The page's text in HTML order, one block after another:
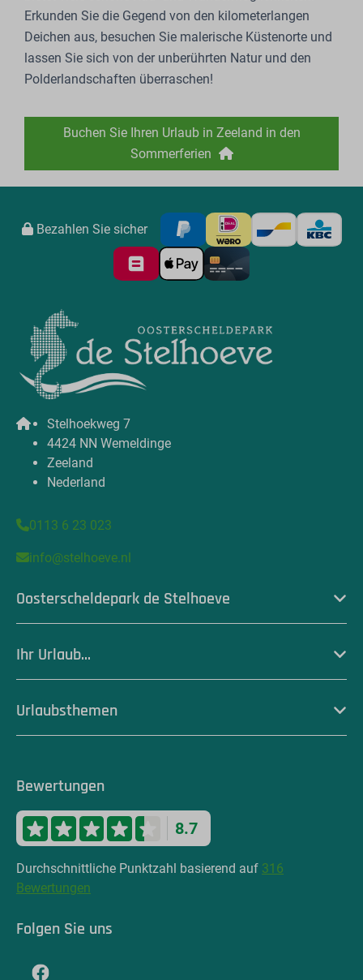
Erkunden Sie die Gegend von den kilometerlangen
Deichen aus, besuchen Sie malerische Küstenorte und
lassen Sie sich von der unberührten Natur und den
Polderlandschaften überraschen!
Buchen Sie Ihren Urlaub in Zeeland in den
Sommerferien
Bezahlen Sie sicher
Stelhoekweg 7
4424 NN Wemeldinge
Zeeland
Nederland
0113 6 23 023
info@stelhoeve.nl
Oosterscheldepark de Stelhoeve
Ihr Urlaub...
Urlaubsthemen
Bewertungen
8.7
Durchschnittliche Punktzahl basierend auf 316
Bewertungen
Folgen Sie uns